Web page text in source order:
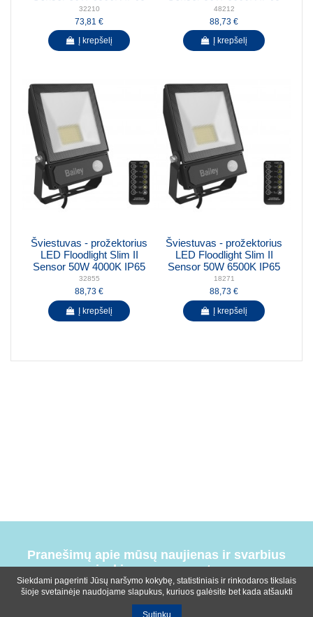
32210
73,81 €
Į krepšelį
48212
88,73 €
Į krepšelį
Šviestuvas - prožektorius
LED Floodlight Slim II
Sensor 50W 4000K IP65
32855
88,73 €
Į krepšelį
Šviestuvas - prožektorius
LED Floodlight Slim II
Sensor 50W 6500K IP65
18271
88,73 €
Į krepšelį
Pranešimų apie mūsų naujienas ir svarbius
įvykius prenumerata
Siekdami pagerinti Jūsų naršymo kokybę, statistiniais ir rinkodaros tikslais
šioje svetainėje naudojame slapukus, kuriuos galėsite bet kada atšaukti
Sutinku